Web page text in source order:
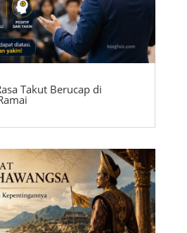
Takut Berucap di